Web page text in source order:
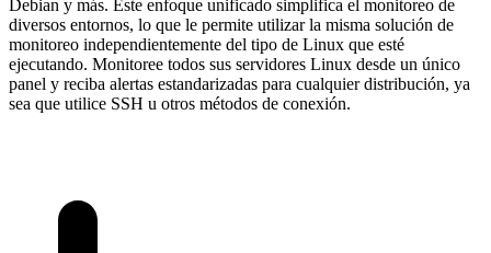
Debian y más. Este enfoque unificado simplifica el monitoreo de
diversos entornos, lo que le permite utilizar la misma solución de
monitoreo independientemente del tipo de Linux que esté
ejecutando. Monitoree todos sus servidores Linux desde un único
panel y reciba alertas estandarizadas para cualquier distribución, ya
sea que utilice SSH u otros métodos de conexión.